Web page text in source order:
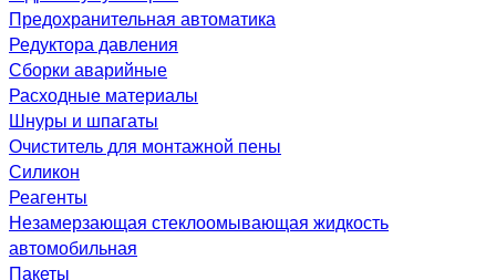
Предохранительная автоматика
Редуктора давления
Сборки аварийные
Расходные материалы
Шнуры и шпагаты
Очиститель для монтажной пены
Силикон
Реагенты
Незамерзающая стеклоомывающая жидкость
автомобильная
Пакеты